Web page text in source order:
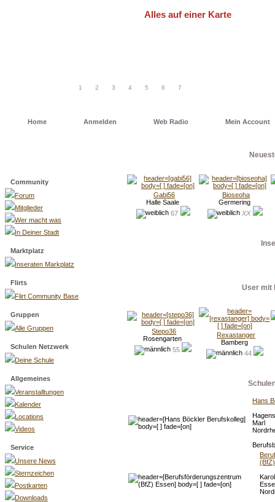
Alles auf einer Karte
1 2 3 4 5 6 7
Home Anmelden Web Radio Mein Account
Community
Forum
Mitglieder
Wer macht was
In Deiner Stadt
Marktplatz
Inseraten Markplatz
Flirts
Flirt Community Base
Gruppen
Alle Gruppen
Schulen Netzwerk
Deine Schule
Allgemeines
Veranstalltungen
Kalender
Locations
Videos
Service
Unsere News
Sternzeichen
Postkarten
Downloads
Gabi56
Halle Saale
67
Bioseoha
Germering
XX
User mit
Stepo36
Rosengarten
55
Rexastanger
Bamberg
44
Hans
Marl